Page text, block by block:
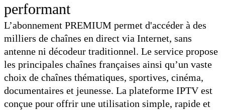
performant
L’abonnement PREMIUM permet d'accéder à des
milliers de chaînes en direct via Internet, sans
antenne ni décodeur traditionnel. Le service propose
les principales chaînes françaises ainsi qu’un vaste
choix de chaînes thématiques, sportives, cinéma,
documentaires et jeunesse. La plateforme IPTV est
conçue pour offrir une utilisation simple, rapide et